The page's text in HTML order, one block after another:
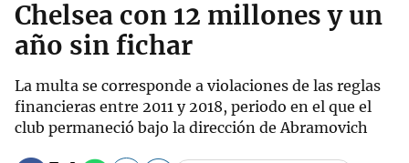
Chelsea con 12 millones y un
año sin fichar
La multa se corresponde a violaciones de las reglas
financieras entre 2011 y 2018, periodo en el que el
club permaneció bajo la dirección de Abramovich